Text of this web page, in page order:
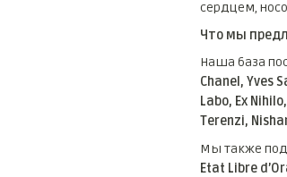
сердцем,
Что мы
Наша база
Chanel, Yves
Labo, Ex
Terenzi,
Мы также
Etat Libre